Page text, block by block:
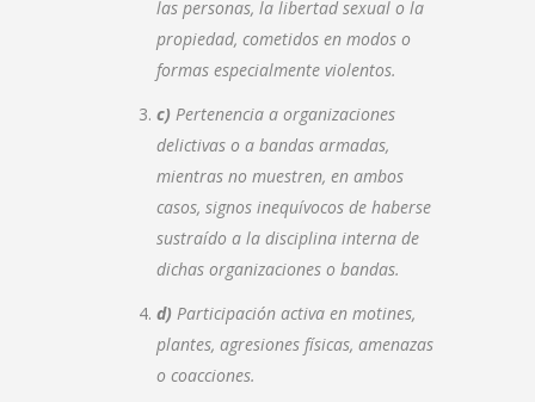
las personas, la libertad sexual o la
propiedad, cometidos en modos o
formas especialmente violentos.
c) Pertenencia a organizaciones
delictivas o a bandas armadas,
mientras no muestren, en ambos
casos, signos inequívocos de haberse
sustraído a la disciplina interna de
dichas organizaciones o bandas.
d) Participación activa en motines,
plantes, agresiones físicas, amenazas
o coacciones.